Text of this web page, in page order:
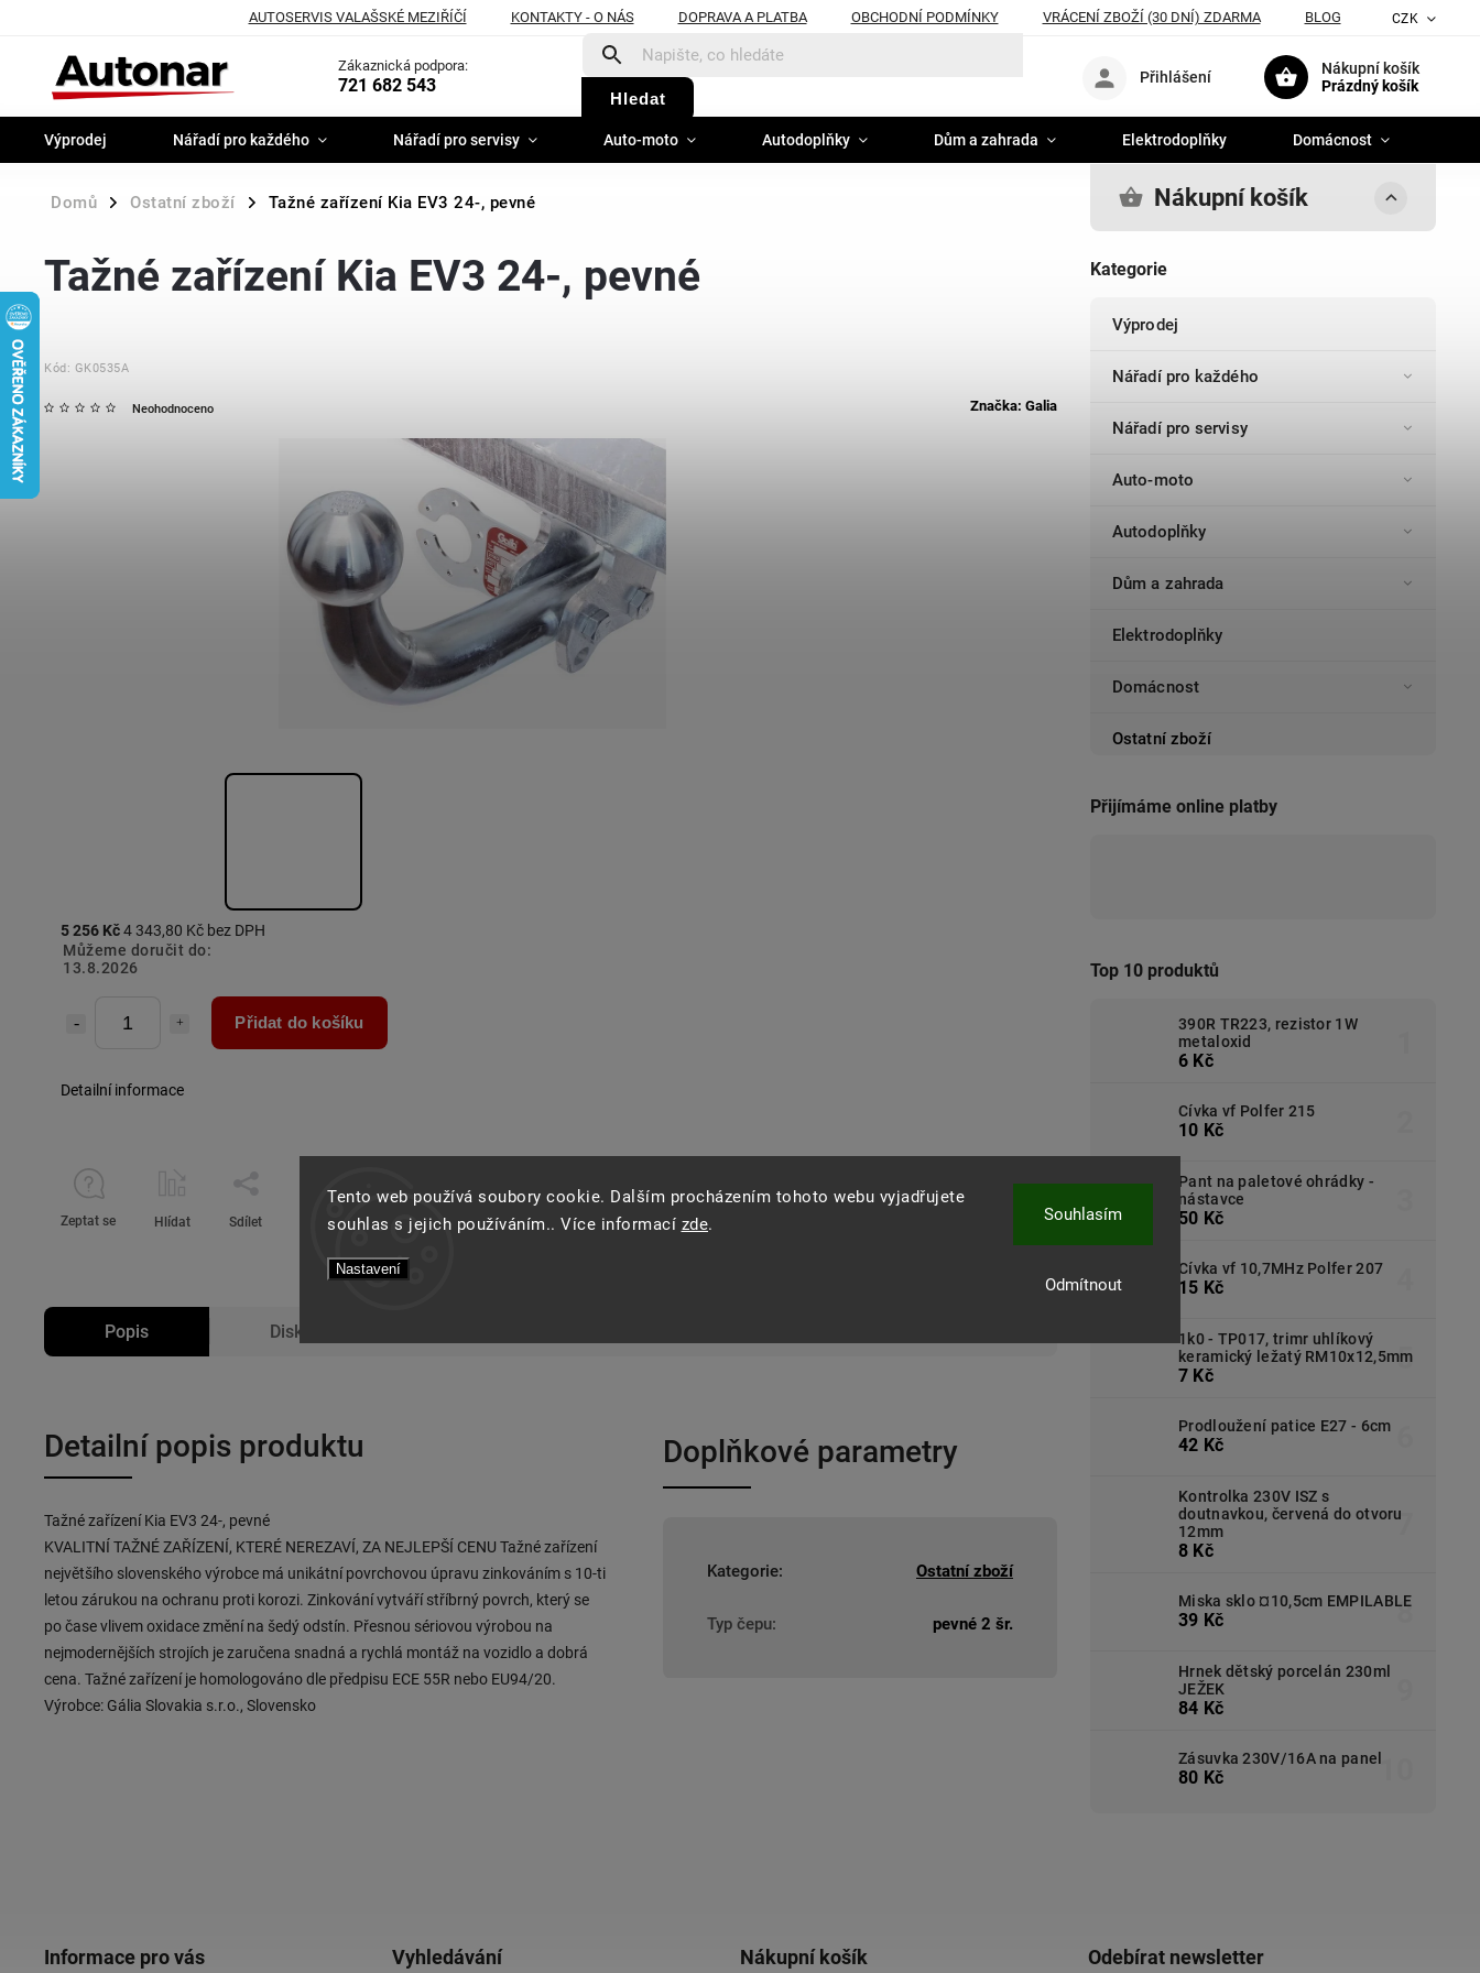
Tento web používá soubory cookie. Dalším procházením tohoto webu vyjadřujete
souhlas s jejich používáním.. Více informací zde.
Nastavení
Odmítnout
Souhlasím
AUTOSERVIS VALAŠSKÉ MEZIŘÍČÍ KONTAKTY - O NÁS DOPRAVA A PLATBA OBCHODNÍ PODMÍNKY VRÁCENÍ ZBOŽÍ (30 DNÍ) ZDARMA BLOG CZK
Zákaznická podpora:
721 682 543
Hledat
Nákupní košík
Prázdný košík
Přihlášení
Výprodej Nářadí pro každého Nářadí pro servisy Auto-moto Autodoplňky Dům a zahrada Elektrodoplňky Domácnost
Domů / Ostatní zboží / Tažné zařízení Kia EV3 24-, pevné Nákupní košík
Kategorie
Výprodej
Nářadí pro každého
Nářadí pro servisy
Auto-moto
Autodoplňky
Dům a zahrada
Elektrodoplňky
Domácnost
Ostatní zboží
Přijímáme online platby
Top 10 produktů
390R TR223, rezistor 1W
metaloxid
6 Kč
Cívka vf Polfer 215
10 Kč
Pant na paletové ohrádky -
nástavce
50 Kč
Cívka vf 10,7MHz Polfer 207
15 Kč
1k0 - TP017, trimr uhlíkový
keramický ležatý RM10x12,5mm
7 Kč
Prodloužení patice E27 - 6cm
42 Kč
Kontrolka 230V ISZ s
doutnavkou, červená do otvoru
12mm
8 Kč
Miska sklo ¤10,5cm EMPILABLE
39 Kč
Hrnek dětský porcelán 230ml
JEŽEK
84 Kč
Zásuvka 230V/16A na panel
80 Kč
Tažné zařízení Kia EV3 24-, pevné
Kód: GK0535A
Neohodnoceno Značka: Galia
5 256 Kč4 343,80 Kč bez DPH
Můžeme doručit do:
13.8.2026
Přidat do košíku
Detailní informace
Zeptat se Hlídat Sdílet
Popis Diskuze
Detailní popis produktu
Tažné zařízení Kia EV3 24-, pevné
KVALITNÍ TAŽNÉ ZAŘÍZENÍ, KTERÉ NEREZAVÍ, ZA NEJLEPŠÍ CENU Tažné zařízení
největšího slovenského výrobce má unikátní povrchovou úpravu zinkováním s 10-ti
letou zárukou na ochranu proti korozi. Zinkování vytváří stříbrný povrch, který se
po čase vlivem oxidace změní na šedý odstín. Přesnou sériovou výrobou na
nejmodernějších strojích je zaručena snadná a rychlá montáž na vozidlo a dobrá
cena. Tažné zařízení je homologováno dle předpisu ECE 55R nebo EU94/20.
Výrobce: Gália Slovakia s.r.o., Slovensko
Doplňkové parametry
Kategorie: Ostatní zboží
Typ čepu: pevné 2 šr.
Informace pro vás Vyhledávání Nákupní košík Odebírat newsletter